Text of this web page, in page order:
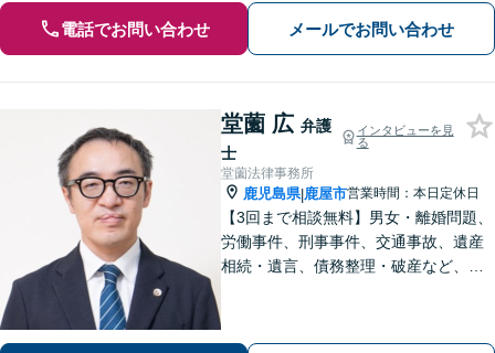
電話でお問い合わせ メールでお問い合わせ
堂薗 広 弁護
士
インタビューを見
る
堂薗法律事務所
鹿児島県|鹿屋市営業時間：本日定休日
【3回まで相談無料】男女・離婚問題、
労働事件、刑事事件、交通事故、遺産
相続・遺言、債務整理・破産など、幅